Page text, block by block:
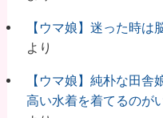
【ウマ娘】迷った時は
より
【ウマ娘】純朴な田
高い水着を着てるのが